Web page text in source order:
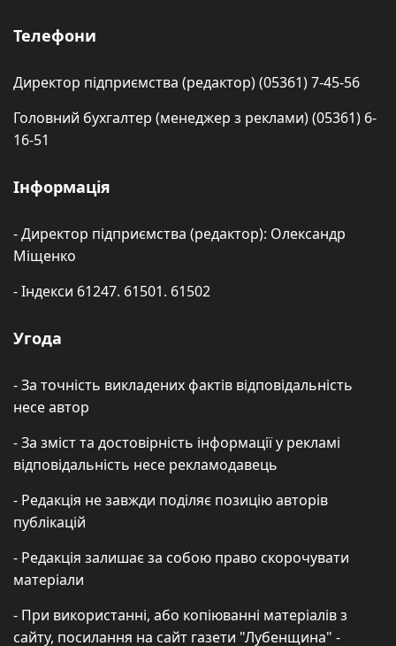
Телефони
Директор підприємства (редактор) (05361) 7-45-56
Головний бухгалтер (менеджер з реклами) (05361) 6-
16-51
Інформація
- Директор підприємства (редактор): Олександр
Міщенко
- Індекси 61247. 61501. 61502
Угода
- За точність викладених фактів відповідальність
несе автор
- За зміст та достовірність інформації у рекламі
відповідальність несе рекламодавець
- Редакція не завжди поділяє позицію авторів
публікацій
- Редакція залишає за собою право скорочувати
матеріали
- При використанні, або копіюванні матеріалів з
сайту, посилання на сайт газети "Лубенщина" -